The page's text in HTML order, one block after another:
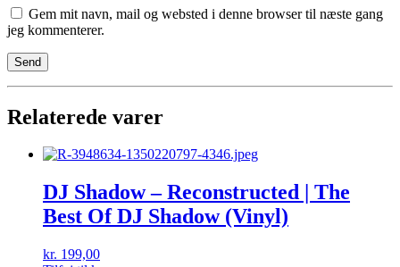
Gem mit navn, mail og websted i denne browser til næste gang
jeg kommenterer.
Relaterede varer
DJ Shadow – Reconstructed | The
Best Of DJ Shadow (Vinyl)
kr. 199,00